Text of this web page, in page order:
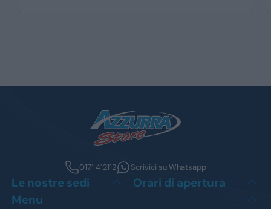
0171 412112 Scrivici su Whatsapp
Le nostre sedi
Orari di apertura
Menu